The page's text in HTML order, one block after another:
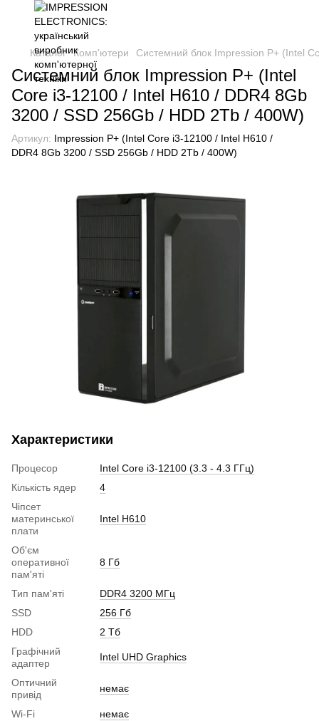
Каталог Комп'ютери Системний блок Impression P+ (Intel
Системний блок Impression P+ (Intel
Core i3-12100 / Intel H610 / DDR4 8Gb
3200 / SSD 256Gb / HDD 2Tb / 400W)
Артикул: Impression P+ (Intel Core i3-12100 / Intel H610 /
DDR4 8Gb 3200 / SSD 256Gb / HDD 2Tb / 400W)
Характеристики
Процесор
Intel Core i3-12100 (3.3 - 4.3 ГГц)
Кількість ядер
4
Чіпсет
материнської
плати
Intel H610
Об'єм
оперативної
пам'яті
8 Гб
Тип пам'яті
DDR4 3200 МГц
SSD
256 Гб
HDD
2 Тб
Графічний
адаптер
Intel UHD Graphics
Оптичний
привід
немає
Wi-Fi
немає